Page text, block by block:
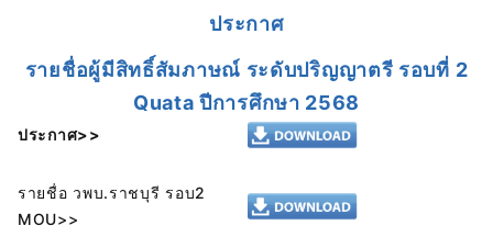
ประกาศ
รายชื่อผู้มีสิทธิ์สัมภาษณ์ ระดับปริญญาตรี รอบที่ 2
Quata ปีการศึกษา 2568
ประกาศ>>
รายชื่อ วพบ.ราชบุรี รอบ2
MOU>>